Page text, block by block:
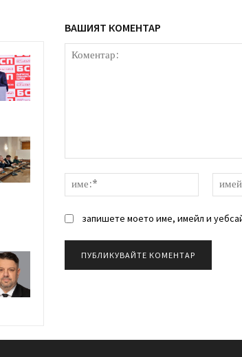
ВАШИЯТ КОМЕНТАР
запишете моето име, имейл и